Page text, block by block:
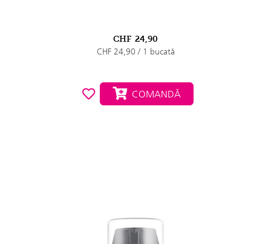
CHF 24,90
CHF 24,90 / 1 bucată
COMANDĂ